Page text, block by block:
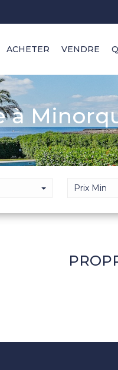
ACHETER VENDRE
à
Prix Min